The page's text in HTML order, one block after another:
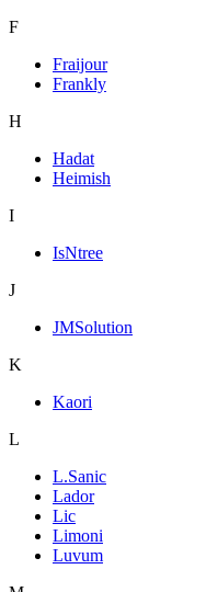
F
Fraijour
Frankly
H
Hadat
Heimish
I
IsNtree
J
JMSolution
K
Kaori
L
L.Sanic
Lador
Lic
Limoni
Luvum